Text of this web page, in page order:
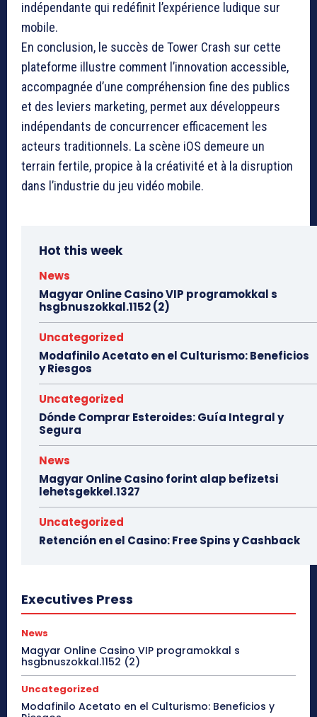
indépendante qui redéfinit l’expérience ludique sur
mobile.
En conclusion, le succès de Tower Crash sur cette
plateforme illustre comment l’innovation accessible,
accompagnée d’une compréhension fine des publics
et des leviers marketing, permet aux développeurs
indépendants de concurrencer efficacement les
acteurs traditionnels. La scène iOS demeure un
terrain fertile, propice à la créativité et à la disruption
dans l’industrie du jeu vidéo mobile.
Hot this week
News
Magyar Online Casino VIP programokkal s
hsgbnuszokkal.1152 (2)
Uncategorized
Modafinilo Acetato en el Culturismo: Beneficios
y Riesgos
Uncategorized
Dónde Comprar Esteroides: Guía Integral y
Segura
News
Magyar Online Casino forint alap befizetsi
lehetsgekkel.1327
Uncategorized
Retención en el Casino: Free Spins y Cashback
Executives Press
News
Magyar Online Casino VIP programokkal s
hsgbnuszokkal.1152 (2)
Uncategorized
Modafinilo Acetato en el Culturismo: Beneficios y